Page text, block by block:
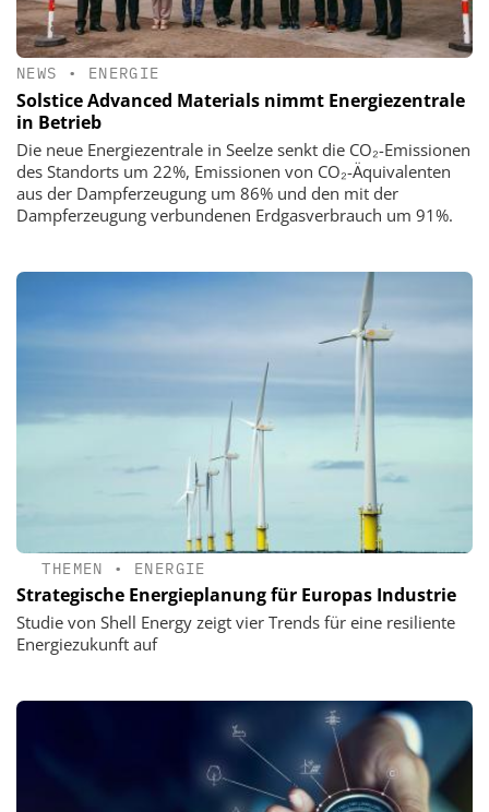
NEWS • ENERGIE
Solstice Advanced Materials nimmt Energiezentrale
in Betrieb
Die neue Energiezentrale in Seelze senkt die CO₂-Emissionen
des Standorts um 22%, Emissionen von CO₂-Äquivalenten
aus der Dampferzeugung um 86% und den mit der
Dampferzeugung verbundenen Erdgasverbrauch um 91%.
THEMEN • ENERGIE
Strategische Energieplanung für Europas Industrie
Studie von Shell Energy zeigt vier Trends für eine resiliente
Energiezukunft auf